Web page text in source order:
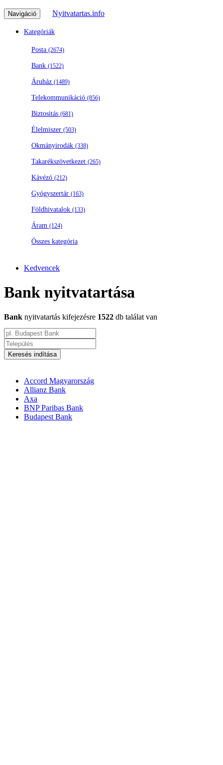
Navigáció Nyitvatartas.info
Kategóriák
Posta (2674)
Bank (1522)
Áruház (1489)
Telekommunikáció (856)
Biztositás (681)
Élelmiszer (503)
Okmányirodák (338)
Takarékszövetkezet (265)
Kávézó (212)
Gyógyszertár (163)
Földhivatalok (133)
Áram (124)
Összes kategória
Kedvencek
Bank nyitvatartása
Bank nyitvatartás kifejezésre 1522 db találat van
Keresés indítása
Accord Magyarország
Allianz Bank
Axa
BNP Paribas Bank
Budapest Bank